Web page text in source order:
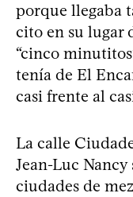
porque llegaba
cito en su lugar
“cinco
tenía de El
casi frente al
La calle
Jean-Luc
ciudades de